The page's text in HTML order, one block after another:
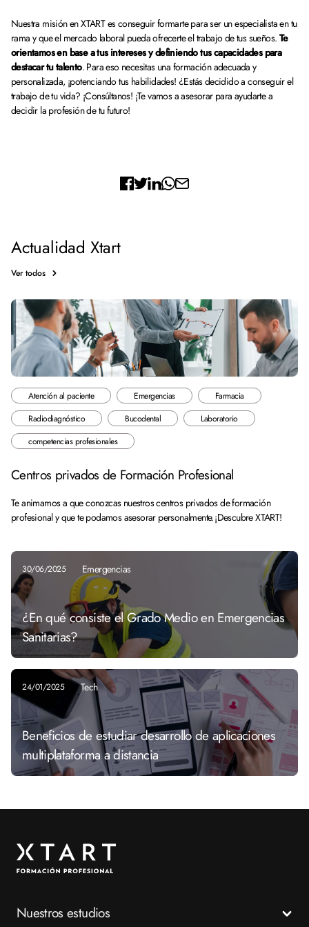
Nuestra misión en XTART es conseguir formarte para ser un especialista en tu
rama y que el mercado laboral pueda ofrecerte el trabajo de tus sueños. Te
orientamos en base a tus intereses y definiendo tus capacidades para
destacar tu talento. Para eso necesitas una formación adecuada y
personalizada, ¡potenciando tus habilidades! ¿Estás decidido a conseguir el
trabajo de tu vida? ¡Consúltanos! ¡Te vamos a asesorar para ayudarte a
decidir la profesión de tu futuro!
Actualidad Xtart
Ver todos
Atención al paciente Emergencias
Farmacia
Radiodiagnóstico
Bucodental
Laboratorio
competencias profesionales
Centros privados de Formación Profesional
Te animamos a que conozcas nuestros centros privados de formación
profesional y que te podamos asesorar personalmente. ¡Descubre XTART!
30/06/2025 Emergencias
¿En qué consiste el Grado Medio en Emergencias
Sanitarias?
24/01/2025 Tech
Beneficios de estudiar desarrollo de aplicaciones
multiplataforma a distancia
Nuestros estudios